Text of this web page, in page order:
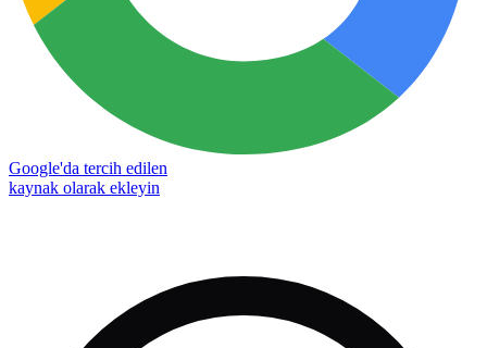
Google'da tercih edilen
kaynak olarak ekleyin